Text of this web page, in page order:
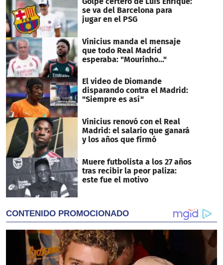
se va del Barcelona para
jugar en el PSG
Vinicius manda el mensaje
que todo Real Madrid
esperaba: "Mourinho..."
El video de Diomande
disparando contra el Madrid:
"Siempre es así"
Vinicius renovó con el Real
Madrid: el salario que ganará
y los años que firmó
Muere futbolista a los 27 años
tras recibir la peor paliza:
este fue el motivo